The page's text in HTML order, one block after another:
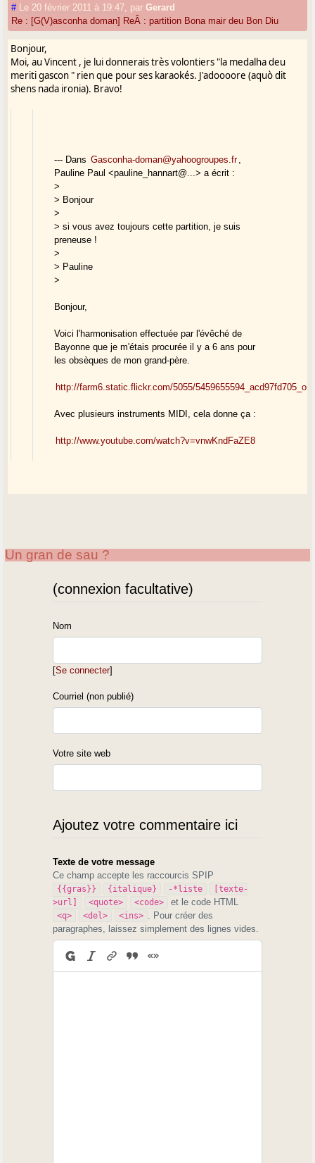
# Le 20 février 2011 à 19:47 parGerard
Re : [G(V)asconha doman] ReÂ : partition Bona mair deu Bon Diu
Bonjour,
Moi, au Vincent , je lui donnerais très volontiers "la medalha deu
meriti gascon " rien que pour ses karaokés. J'adoooore (aquò dit
shens nada ironia). Bravo!
--- Dans Gasconha-doman@yahoogroupes.fr
Pauline Paul <pauline_hannart@...> a écrit :
>
> Bonjour
>
> si vous avez toujours cette partition, je suis
preneuse !
>
> Pauline
>
Bonjour,
Voici l'harmonisation effectuée par l'évêché de
Bayonne que je m'étais procurée il y a 6 ans pour
les obsèques de mon grand-père.
http://farm6.static.flickr.com/5055/
Avec plusieurs instruments MIDI, cela donne ça :
http://www.youtube.com/watch?v=vnwKndFaZE8
Un gran de sau ?
(connexion facultative)
Nom
[Se connecter]
Courriel (non publié)
Votre site web
Ajoutez votre commentaire ici
Texte de votre message
Ce champ accepte les raccourcis SPIP
{{gras}} {italique} -*liste
[texte-
>url]
<quote> <code> et le code HTML
<q> <del> <ins>
. Pour créer des
paragraphes, laissez simplement des lignes vides.